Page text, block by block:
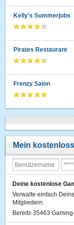
Kelly's Summerjobs
Pirates Restaurant
Frenzy Salon
Mein
Deine kostenlose
Verwalte einfach
Mitgliedern.
Bereits 35463